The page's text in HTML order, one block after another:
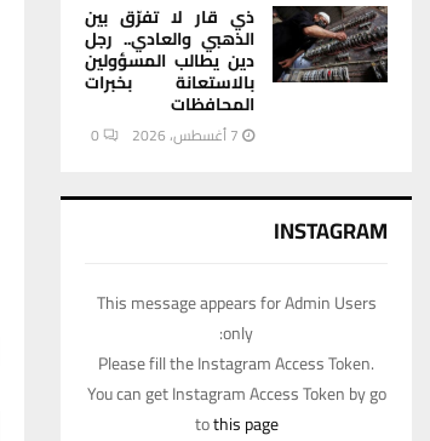
ذي قار لا تفرّق بين
الذهبي والعادي.. رجل
دين يطالب المسؤولين
بالاستعانة بخبرات
المحافظات
7 أغسطس، 2026 0
INSTAGRAM
This message appears for Admin Users
only:
Please fill the Instagram Access Token.
You can get Instagram Access Token by go
tothis page